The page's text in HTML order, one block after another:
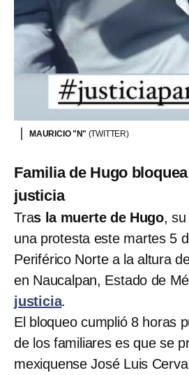
MAURICIO "N" (TWITTER)
Familia de Hugo
justicia
Tras la muerte de Hugo,
una protesta este martes 5
Periférico Norte a la altura
en Naucalpan, Estado de
justicia.
El bloqueo cumplió 8 horas
de los familiares es que se
mexiquense José Luis